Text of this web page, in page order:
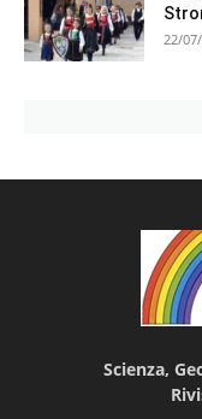
22/
Scienza,